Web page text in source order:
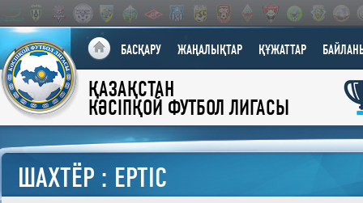
БАСҚАРУ ЖАҢАЛЫҚТАР ҚҰЖАТТАР
ҚАЗАҚСТАН
КӘСІПҚОЙ ФУТБОЛ ЛИГАСЫ
ШАХТЁР : ЕРТІС